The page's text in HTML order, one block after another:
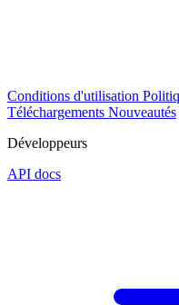
Conditions d'utilisation
Téléchargements Nouveautés
Développeurs
API docs